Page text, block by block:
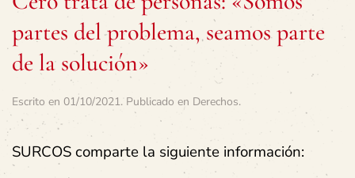
partes del problema, seamos parte
de la solución»
Escrito en 01/10/2021. Publicado en Derechos.
SURCOS comparte la siguiente información: